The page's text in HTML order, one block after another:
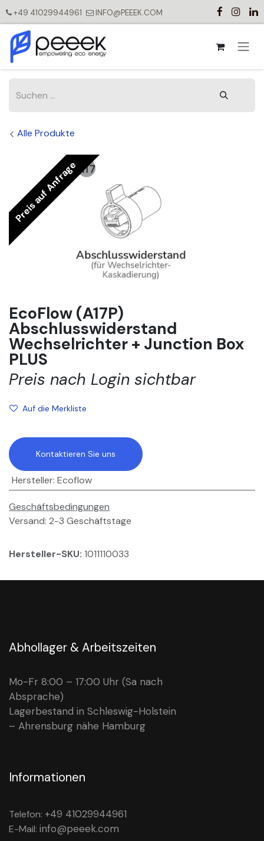
+49 41029944961 INFO@PEEEK.COM
Alle Produkte
Preis auf Anfrage
EcoFlow (A17P)
Abschlusswiderstand
Wechselrichter + Junction Box
PLUS
Preis nach Login sichtbar
Auf die Merkliste
Kontaktieren Sie uns
Hersteller: Ecoflow
Geschäftsbedingungen
Versand: 2-3 Geschäftstage
Hersteller-SKU: 1011110033
Abhollager & Arbeitszeiten
Mo-Fr 8:00 – 17:00 Uhr (Sa nach
Absprache)
Lagerbestand in Schleswig-Holstein
– Ahrensburg nähe Hamburg
Informationen
Telefon: +49 41029944961
E-Mail: info@peeek.com